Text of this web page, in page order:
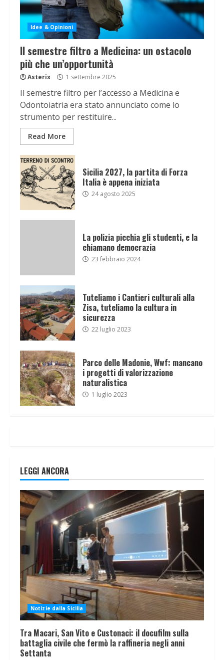
Idee & Opinioni
Il semestre filtro a Medicina: un ostacolo
più che un’opportunità
Asterix 1 settembre 2025
Il semestre filtro per l’accesso a Medicina e
Odontoiatria era stato annunciato come lo
strumento per restituire...
Read More
Sicilia 2027, la partita di Forza
Italia è appena iniziata
24 agosto 2025
La polizia picchia gli studenti, e la
chiamano democrazia
23 febbraio 2024
Tuteliamo i Cantieri culturali alla
Zisa, tuteliamo la cultura in
sicurezza
22 luglio 2023
Parco delle Madonie, Wwf: mancano
i progetti di valorizzazione
naturalistica
1 luglio 2023
LEGGI ANCORA
Notizie dalla Sicilia
Tra Macari, San Vito e Custonaci: il docufilm sulla
battaglia civile che fermò la raffineria negli anni
Settanta